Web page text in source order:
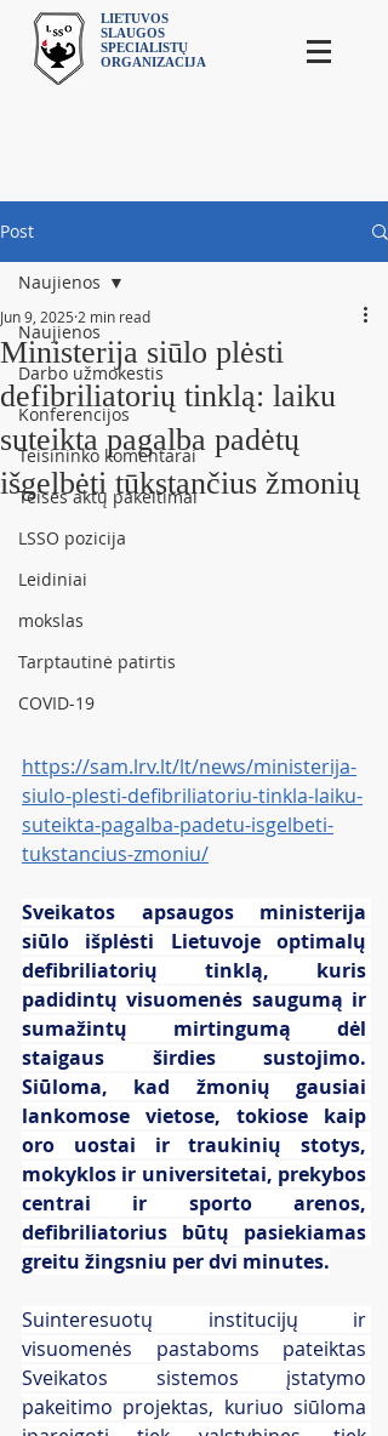
LIETUVOS
SLAUGOS
SPECIALISTŲ
ORGANIZACIJA
Post
Naujienos
Darbo užmokestis
Konferencijos
Teisininko komentarai
Teisės aktų pakeitimai
LSSO pozicija
Leidiniai
mokslas
Tarptautinė patirtis
COVID-19
Naujienos
Ministerija siūlo plėsti
defibriliatorių tinklą: laiku
suteikta pagalba padėtų
išgelbėti tūkstančius žmonių
Jun 9, 2025 2 min read
https://sam.lrv.lt/lt/news/ministerija-
siulo-plesti-defibriliatoriu-tinkla-laiku-
suteikta-pagalba-padetu-isgelbeti-
tukstancius-zmoniu/
Sveikatos apsaugos ministerija
siūlo išplėsti Lietuvoje optimalų
defibriliatorių tinklą, kuris
padidintų visuomenės saugumą ir
sumažintų mirtingumą dėl
staigaus širdies sustojimo.
Siūloma, kad žmonių gausiai
lankomose vietose, tokiose kaip
oro uostai ir traukinių stotys,
mokyklos ir universitetai, prekybos
centrai ir sporto arenos,
defibriliatorius būtų pasiekiamas
greitu žingsniu per dvi minutes.
Suinteresuotų institucijų ir
visuomenės pastaboms pateiktas
Sveikatos sistemos įstatymo
pakeitimo projektas, kuriuo siūloma